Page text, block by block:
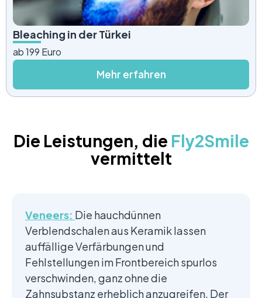
Bleaching in der Türkei
ab 199 Euro
Mehr erfahren
Die Leistungen, die Fly2Smile
vermittelt
Veneers: Die hauchdünnen
Verblendschalen aus Keramik lassen
auffällige Verfärbungen und
Fehlstellungen im Frontbereich spurlos
verschwinden, ganz ohne die
Zahnsubstanz erheblich anzugreifen. Der